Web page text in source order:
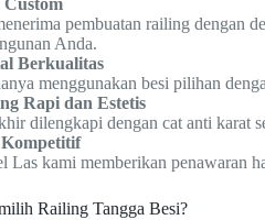
Custom
pembuatan railing dengan
Anda.
Berkualitas
menggunakan besi pilihan
Rapi dan Estetis
dilengkapi dengan cat anti karat
Las kami memberikan penawaran
Railing Tangga Besi?